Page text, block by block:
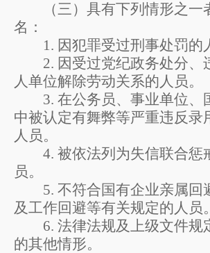
（三）具有下列情形之一
名：
1. 因犯罪受过刑事处罚的
2. 因受过党纪政务处分、
人单位解除劳动关系的人员。
3. 在公务员、事业单位、
中被认定有舞弊等严重违反录
人员。
4. 被依法列为失信联合惩
员。
5. 不符合国有企业亲属回
及工作回避等有关规定的人员。
6. 法律法规及上级文件规
的其他情形。